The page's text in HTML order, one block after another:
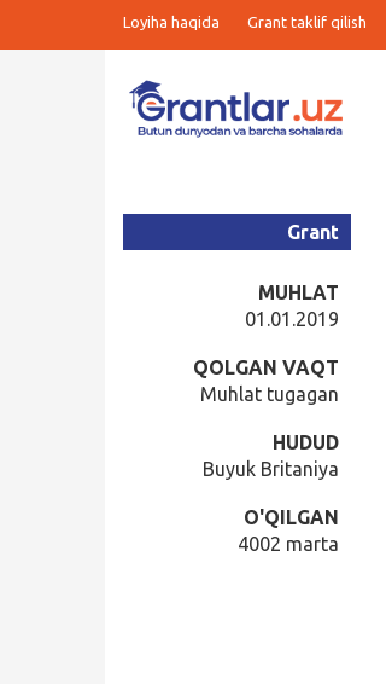
Loyiha haqida Grant taklif qilish
Grant
MUHLAT
01.01.2019
QOLGAN VAQT
Muhlat tugagan
HUDUD
Buyuk Britaniya
O'QILGAN
4002 marta